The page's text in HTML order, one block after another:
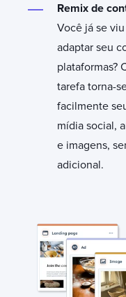
Remix de
Você já se
adaptar seu
plataformas?
tarefa torna-
facilmente
mídia social,
e imagens,
adicional.